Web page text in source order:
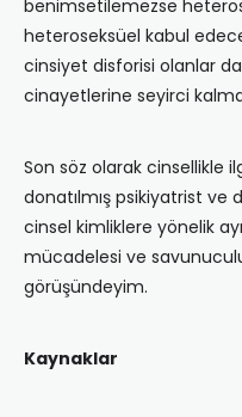
benimsetilemezse
heteroseksüel kabul
cinsiyet disforisi olanlar
cinayetlerine seyirci
Son söz olarak cinsellikle
donatılmış psikiyatrist ve
cinsel kimliklere yönelik
mücadelesi ve
görüşündeyim.
Kaynaklar